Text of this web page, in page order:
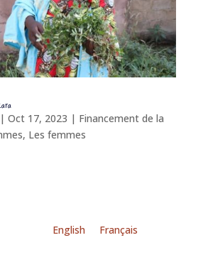
| Oct 17, 2023 | Financement de la
, Les femmes
English Français